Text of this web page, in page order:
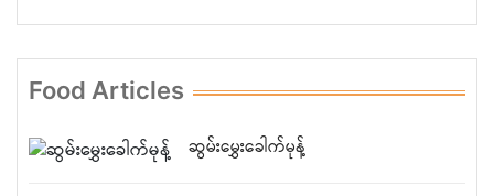
Food Articles
ဆွမ်းမွှေးခေါက်မုန့်